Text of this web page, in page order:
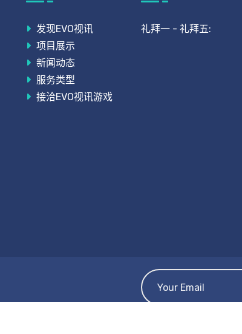
发现EVO视讯
项目展示
新闻动态
服务类型
接洽EVO视讯游戏
礼拜一 - 礼拜五: